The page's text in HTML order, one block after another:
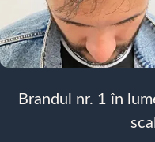
Brandul nr. 1 în